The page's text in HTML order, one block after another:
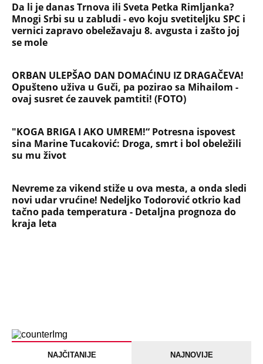
Da li je danas Trnova ili Sveta Petka Rimljanka?
Mnogi Srbi su u zabludi - evo koju svetiteljku SPC i
vernici zapravo obeležavaju 8. avgusta i zašto joj
se mole
ORBAN ULEPŠAO DAN DOMAĆINU IZ DRAGAČEVA!
Opušteno uživa u Guči, pa pozirao sa Mihailom -
ovaj susret će zauvek pamtiti! (FOTO)
"KOGA BRIGA I AKO UMREM!“ Potresna ispovest
sina Marine Tucaković: Droga, smrt i bol obeležili
su mu život
Nevreme za vikend stiže u ova mesta, a onda sledi
novi udar vrućine! Nedeljko Todorović otkrio kad
tačno pada temperatura - Detaljna prognoza do
kraja leta
NAJČITANIJE NAJNOVIJE